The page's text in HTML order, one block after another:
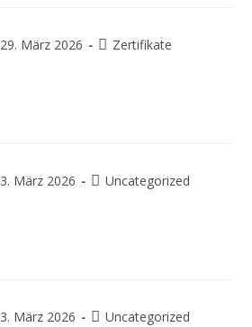
29. März 2026 Zertifikate
3. März 2026 Uncategorized
3. März 2026 Uncategorized